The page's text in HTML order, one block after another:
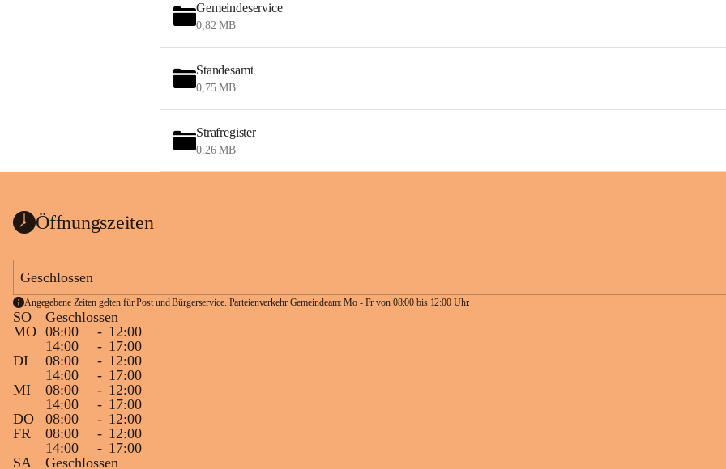
Gemeindeservice
0,82 MB
Standesamt
0,75 MB
Strafregister
0,26 MB
Öffnungszeiten
Geschlossen
Angegebene Zeiten gelten für Post und Bürgerservice. Parteienverkehr Gemeindeamt Mo - Fr von 08:00 bis 12:00 Uhr.
SO
Geschlossen
MO 08:00 - 12:00
14:00
- 17:00
DI
08:00 - 12:00
14:00
- 17:00
MI
08:00 - 12:00
14:00
- 17:00
DO
08:00 - 12:00
FR
08:00 - 12:00
14:00
- 17:00
SA
Geschlossen